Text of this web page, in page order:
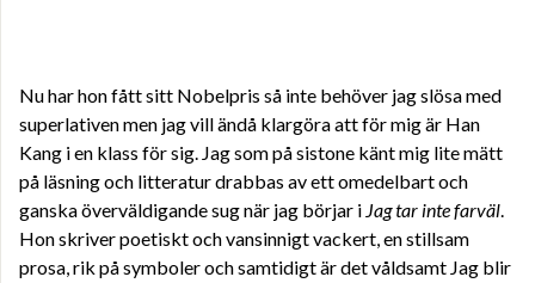
Nu har hon fått sitt Nobelpris så inte behöver jag slösa med
superlativen men jag vill ändå klargöra att för mig är Han
Kang i en klass för sig. Jag som på sistone känt mig lite mätt
på läsning och litteratur drabbas av ett omedelbart och
ganska överväldigande sug när jag börjar i Jag tar inte farväl.
Hon skriver poetiskt och vansinnigt vackert, en stillsam
prosa, rik på symboler och samtidigt är det våldsamt Jag blir